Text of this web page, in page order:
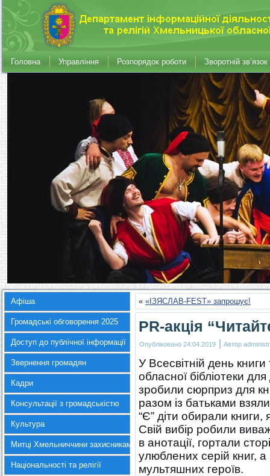
Головна Управління Розпорядок роботи Зворотній зв’язок
Афіша
Громадські обговорення 2025
Доступ до публічної інформації
Звернення громадян
Кадри
Консультації з громадськістю
Культура
Митці Хмельниччини захисникам України
Національності та релігії
« «ІЗЯСЛАВ-FEST» запрошує!
PR-акція
Опубліковано 24.04.2019 | Автор
У Всесвітній день
обласної бібліотеки
зробили сюрприз для
разом із батьками взяли
“Є” діти обирали книги,
Свій вибір робили
в анотації, гортали
улюблених серій книг,
мультяшних героїв.